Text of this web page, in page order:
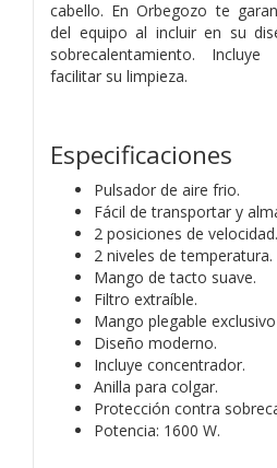
cabello. En Orbegozo te
del equipo al incluir en su
sobrecalentamiento.
facilitar su limpieza.
Especificaciones
Pulsador de aire frio.
Fácil de transportar y
2 posiciones de velocidad.
2 niveles de temperatura.
Mango de tacto suave.
Filtro extraíble.
Mango plegable
Diseño moderno.
Incluye concentrador.
Anilla para colgar.
Protección contra
Potencia: 1600 W.